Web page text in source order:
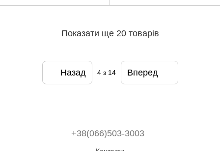
Показати ще 20 товарів
Назад 4з 14 Вперед
+38(066)503-3003